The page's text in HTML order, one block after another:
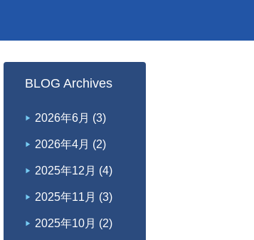
BLOG Archives
2026年6月 (3)
2026年4月 (2)
2025年12月 (4)
2025年11月 (3)
2025年10月 (2)